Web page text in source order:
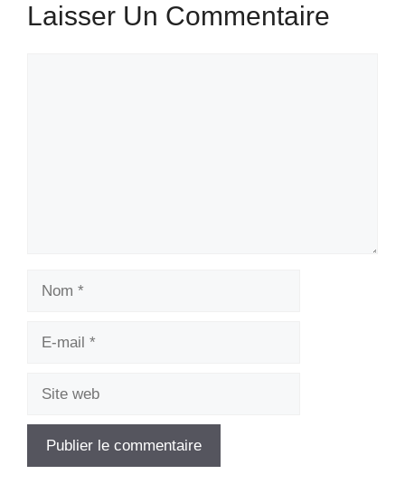
Laisser Un Commentaire